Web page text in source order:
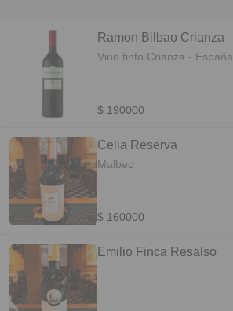
Ramon Bilbao Crianza
Vino tinto Crianza - España
$ 190000
Celia Reserva
Malbec
$ 160000
Emilio Finca Resalso